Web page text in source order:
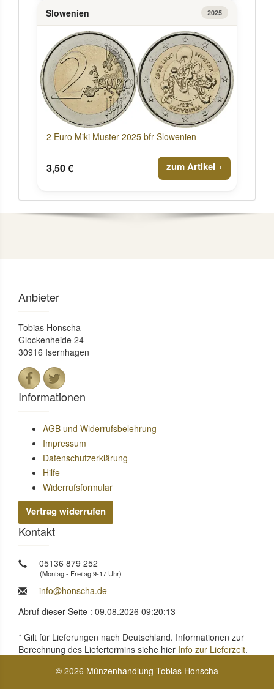
Slowenien 2025
2 Euro Miki Muster 2025 bfr Slowenien
3,50 € zum Artikel
Anbieter
Tobias Honscha
Glockenheide 24
30916 Isernhagen
Informationen
AGB und Widerrufsbelehrung
Impressum
Datenschutzerklärung
Hilfe
Widerrufsformular
Vertrag widerrufen
Kontakt
05136 879 252
(Montag - Freitag 9-17 Uhr)
info@honscha.de
Abruf dieser Seite : 09.08.2026 09:20:13
* Gilt für Lieferungen nach Deutschland. Informationen zur
Berechnung des Liefertermins siehe hier Info zur Lieferzeit.
© 2026 Münzenhandlung Tobias Honscha